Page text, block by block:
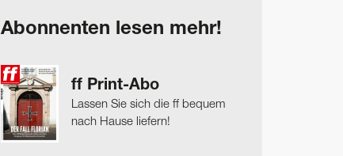
Abonnenten lesen mehr!
ff Print-Abo
Lassen Sie sich die ff bequem
nach Hause liefern!